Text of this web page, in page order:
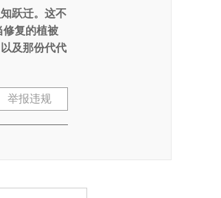
跃迁。这不
修复的植被
及那份代代
举报违规